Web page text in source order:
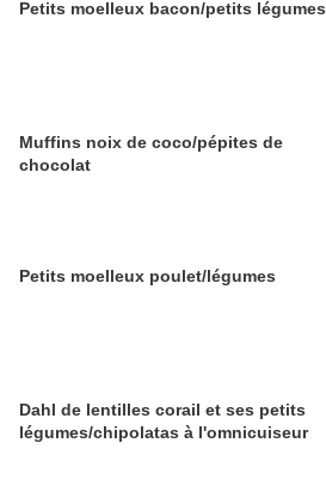
Petits moelleux bacon/petits légumes
Muffins noix de coco/pépites de
chocolat
Petits moelleux poulet/légumes
Dahl de lentilles corail et ses petits
légumes/chipolatas à l'omnicuiseur